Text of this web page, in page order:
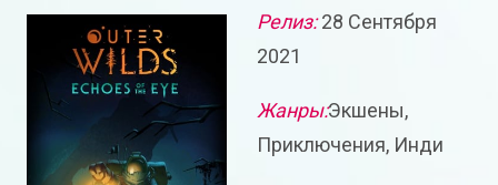
Релиз:28 Сентября
2021
Жанры:Экшены,
Приключения, Инди